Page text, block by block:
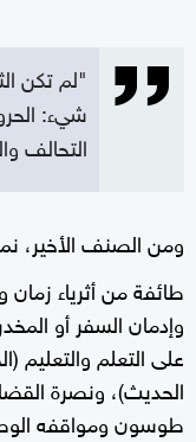
"لم تكن
شيء:
التحالف
ومن الصنف الأخير،
طائفة من أثرياء
وإدمان السفر أو
على التعلم والتعليم
الحديث)، ونصرة
طوسون ومواقفه